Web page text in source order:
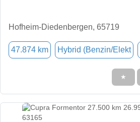
Hofheim-Diedenbergen, 65719
47.874 km Hybrid (Benzin/Elekt
★